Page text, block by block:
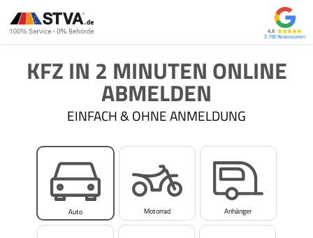
4,8
2.195
KFZ IN 2 MINUTEN ONLINE
ABMELDEN
EINFACH & OHNE ANMELDUNG
Auto Motorrad Anhänger